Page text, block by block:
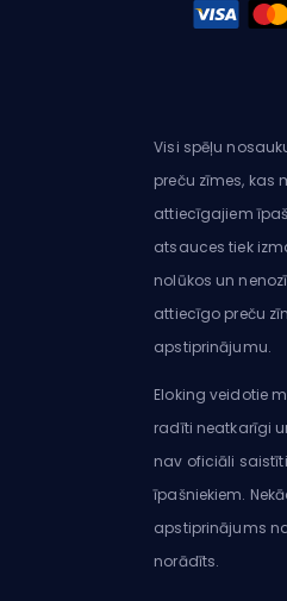
Visi spēļu
preču zīmes, kas
attiecīgajiem
atsauces tiek
nolūkos un
attiecīgo preču
apstiprinājumu.
Eloking veidotie
radīti neatkarīgi
nav oficiāli
īpašniekiem.
apstiprinājums
norādīts.